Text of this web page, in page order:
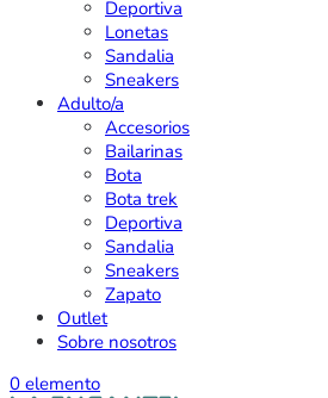
Deportiva
Lonetas
Sandalia
Sneakers
Adulto/a
Accesorios
Bailarinas
Bota
Bota trek
Deportiva
Sandalia
Sneakers
Zapato
Outlet
Sobre nosotros
0 elemento